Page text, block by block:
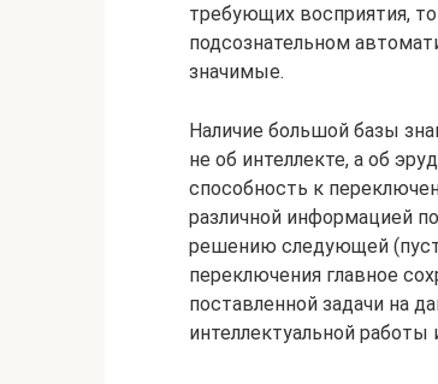
требующих восприятия,
подсознательном
значимые.
Наличие большой базы
не об интеллекте, а об
способность к
различной информацией
решению следующей
переключения главное
поставленной задачи на
интеллектуальной работы